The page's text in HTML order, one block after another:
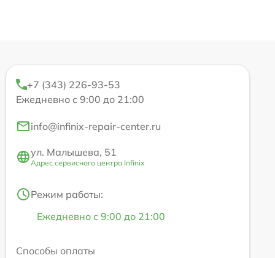
+7 (343) 226-93-53
Ежедневно с 9:00 до 21:00
info@infinix-repair-center.ru
ул. Малышева, 51
Адрес сервисного центра Infinix
Режим работы:
Ежедневно с 9:00 до 21:00
Способы оплаты